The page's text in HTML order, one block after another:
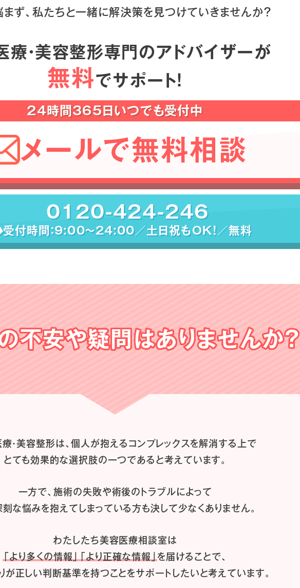
ず、私たちと一緒に解決策を見つけていきませんか？
療・美容整形専門のアドバイザーが
無料でサポート！
24時間365日いつでも受付中
メールで無料相談
0120-424-246
受付時間：9:00〜24:00／土日祝もOK！／無料
不安や疑問はありませんか？
・美容整形は、個人が抱えるコンプレックスを解消する上で
とても効果的な選択肢の一つであると考えています。
一方で、施術の失敗や術後のトラブルによって
な悩みを抱えてしまっている方も決して少なくありません。
わたしたち美容医療相談室は
「より多くの情報」「より正確な情報」を届けることで、
が正しい判断基準を持つことをサポートしたいと考えています。